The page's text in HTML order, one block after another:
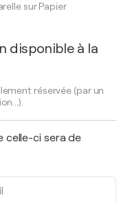
sur Papier
disponible à la
réservée (par un
celle-ci sera de